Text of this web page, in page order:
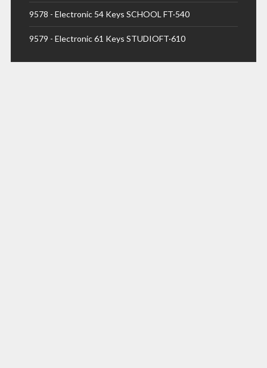
9578 - Electronic 54 Keys SCHOOL FT·540
9579 - Electronic 61 Keys STUDIOFT·610